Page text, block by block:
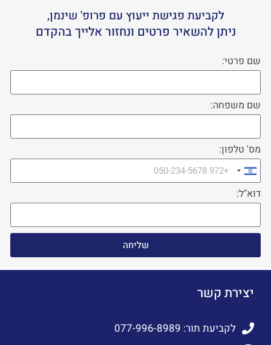
לקביעת פגישת ייעוץ עם פרופ' שינמן,
ניתן להשאיר פרטים ונחזור אלייך בהקדם
שם פרטי:
שם משפחה:
מס' טלפון:
Israel
+972
דוא"ל:
שליחה
יצירת קשר
לקביעת תור: 077-996-8989